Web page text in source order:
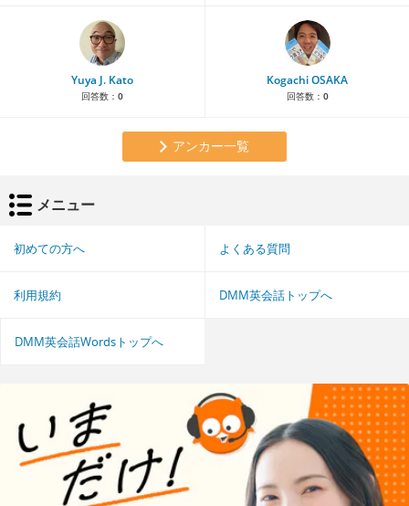
Yuya J. Kato
回答数： 0
Kogachi OSAKA
回答数： 0
アンカー一覧
メニュー
初めての方へ よくある質問
利用規約 DMM英会話トップへ
DMM英会話Wordsトップへ